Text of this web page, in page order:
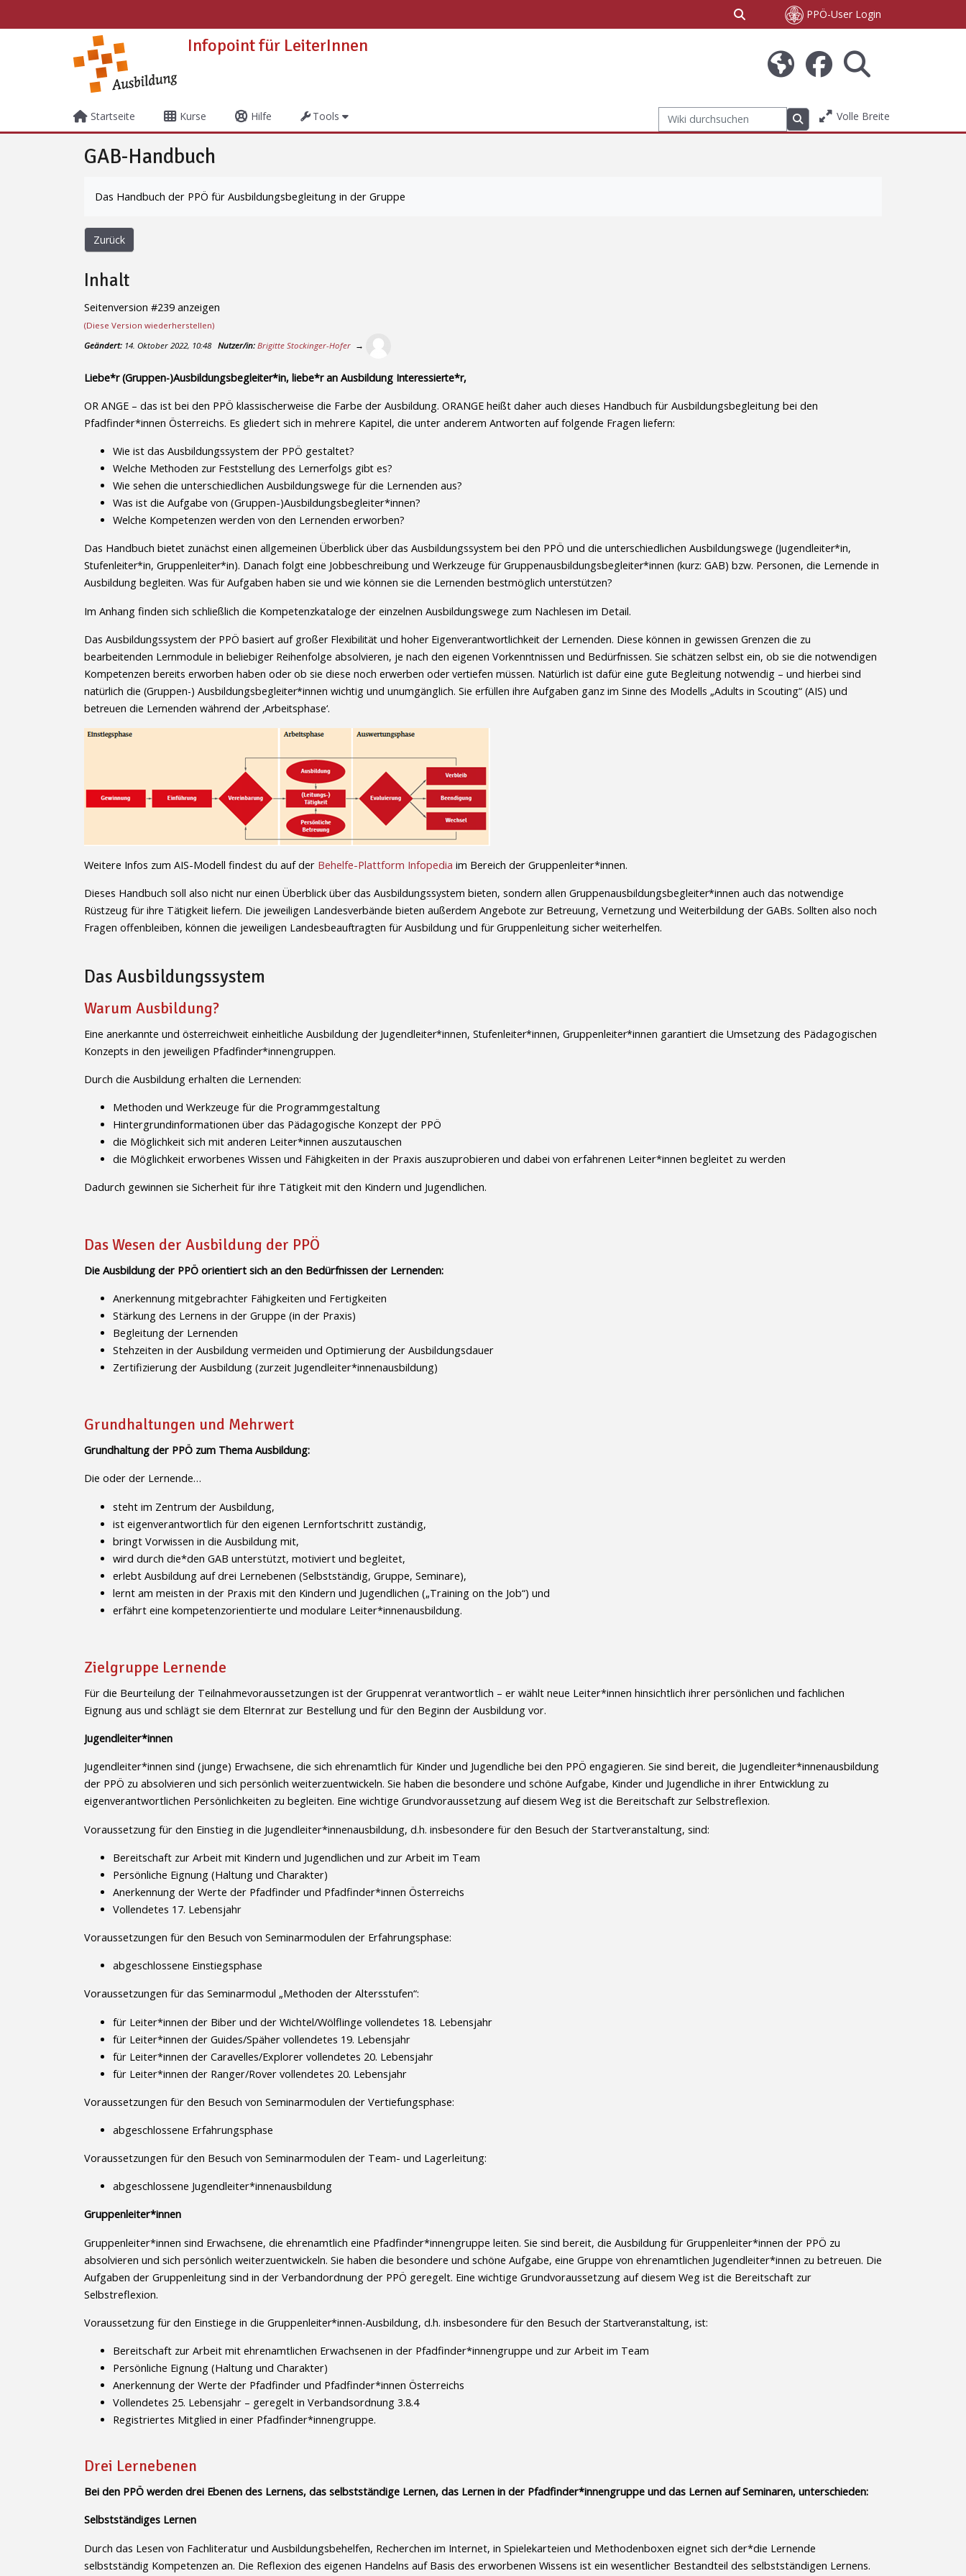
Sucheingabe umschalten
PPÖ-User Login
Infopoint für LeiterInnen
Startseite Kurse Hilfe Tools
Wiki durchsuchen
Wiki durchsuchen
Volle Breite
GAB-Handbuch
Das Handbuch der PPÖ für Ausbildungsbegleitung in der Gruppe
Zurück
Inhalt
Seitenversion #239 anzeigen
(Diese Version wiederherstellen)
Geändert: 14. Oktober 2022, 10:48 Nutzer/in: Brigitte Stockinger-Hofer →
Liebe*r (Gruppen-)Ausbildungsbegleiter*in, liebe*r an Ausbildung Interessierte*r,
OR ANGE – das ist bei den PPÖ klassischerweise die Farbe der Ausbildung. ORANGE heißt daher auch dieses Handbuch für Ausbildungsbegleitung bei den
Pfadfinder*innen Österreichs. Es gliedert sich in mehrere Kapitel, die unter anderem Antworten auf folgende Fragen liefern:
Wie ist das Ausbildungssystem der PPÖ gestaltet?
Welche Methoden zur Feststellung des Lernerfolgs gibt es?
Wie sehen die unterschiedlichen Ausbildungswege für die Lernenden aus?
Was ist die Aufgabe von (Gruppen-)Ausbildungsbegleiter*innen?
Welche Kompetenzen werden von den Lernenden erworben?
Das Handbuch bietet zunächst einen allgemeinen Überblick über das Ausbildungssystem bei den PPÖ und die unterschiedlichen Ausbildungswege (Jugendleiter*in,
Stufenleiter*in, Gruppenleiter*in). Danach folgt eine Jobbeschreibung und Werkzeuge für Gruppenausbildungsbegleiter*innen (kurz: GAB) bzw. Personen, die Lernende in
Ausbildung begleiten. Was für Aufgaben haben sie und wie können sie die Lernenden bestmöglich unterstützen?
Im Anhang finden sich schließlich die Kompetenzkataloge der einzelnen Ausbildungswege zum Nachlesen im Detail.
Das Ausbildungssystem der PPÖ basiert auf großer Flexibilität und hoher Eigenverantwortlichkeit der Lernenden. Diese können in gewissen Grenzen die zu
bearbeitenden Lernmodule in beliebiger Reihenfolge absolvieren, je nach den eigenen Vorkenntnissen und Bedürfnissen. Sie schätzen selbst ein, ob sie die notwendigen
Kompetenzen bereits erworben haben oder ob sie diese noch erwerben oder vertiefen müssen. Natürlich ist dafür eine gute Begleitung notwendig – und hierbei sind
natürlich die (Gruppen-) Ausbildungsbegleiter*innen wichtig und unumgänglich. Sie erfüllen ihre Aufgaben ganz im Sinne des Modells „Adults in Scouting“ (AIS) und
betreuen die Lernenden während der ‚Arbeitsphase‘.
Weitere Infos zum AIS-Modell findest du auf der Behelfe-Plattform Infopedia im Bereich der Gruppenleiter*innen.
Dieses Handbuch soll also nicht nur einen Überblick über das Ausbildungssystem bieten, sondern allen Gruppenausbildungsbegleiter*innen auch das notwendige
Rüstzeug für ihre Tätigkeit liefern. Die jeweiligen Landesverbände bieten außerdem Angebote zur Betreuung, Vernetzung und Weiterbildung der GABs. Sollten also noch
Fragen offenbleiben, können die jeweiligen Landesbeauftragten für Ausbildung und für Gruppenleitung sicher weiterhelfen.
Das Ausbildungssystem
Warum Ausbildung?
Eine anerkannte und österreichweit einheitliche Ausbildung der Jugendleiter*innen, Stufenleiter*innen, Gruppenleiter*innen garantiert die Umsetzung des Pädagogischen
Konzepts in den jeweiligen Pfadfinder*innengruppen.
Durch die Ausbildung erhalten die Lernenden:
Methoden und Werkzeuge für die Programmgestaltung
Hintergrundinformationen über das Pädagogische Konzept der PPÖ
die Möglichkeit sich mit anderen Leiter*innen auszutauschen
die Möglichkeit erworbenes Wissen und Fähigkeiten in der Praxis auszuprobieren und dabei von erfahrenen Leiter*innen begleitet zu werden
Dadurch gewinnen sie Sicherheit für ihre Tätigkeit mit den Kindern und Jugendlichen.
Das Wesen der Ausbildung der PPÖ
Die Ausbildung der PPÖ orientiert sich an den Bedürfnissen der Lernenden:
Anerkennung mitgebrachter Fähigkeiten und Fertigkeiten
Stärkung des Lernens in der Gruppe (in der Praxis)
Begleitung der Lernenden
Stehzeiten in der Ausbildung vermeiden und Optimierung der Ausbildungsdauer
Zertifizierung der Ausbildung (zurzeit Jugendleiter*innenausbildung)
Grundhaltungen und Mehrwert
Grundhaltung der PPÖ zum Thema Ausbildung:
Die oder der Lernende…
steht im Zentrum der Ausbildung,
ist eigenverantwortlich für den eigenen Lernfortschritt zuständig,
bringt Vorwissen in die Ausbildung mit,
wird durch die*den GAB unterstützt, motiviert und begleitet,
erlebt Ausbildung auf drei Lernebenen (Selbstständig, Gruppe, Seminare),
lernt am meisten in der Praxis mit den Kindern und Jugendlichen („Training on the Job“) und
erfährt eine kompetenzorientierte und modulare Leiter*innenausbildung.
Zielgruppe Lernende
Für die Beurteilung der Teilnahmevoraussetzungen ist der Gruppenrat verantwortlich – er wählt neue Leiter*innen hinsichtlich ihrer persönlichen und fachlichen
Eignung aus und schlägt sie dem Elternrat zur Bestellung und für den Beginn der Ausbildung vor.
Jugendleiter*innen
Jugendleiter*innen sind (junge) Erwachsene, die sich ehrenamtlich für Kinder und Jugendliche bei den PPÖ engagieren. Sie sind bereit, die Jugendleiter*innenausbildung
der PPÖ zu absolvieren und sich persönlich weiterzuentwickeln. Sie haben die besondere und schöne Aufgabe, Kinder und Jugendliche in ihrer Entwicklung zu
eigenverantwortlichen Persönlichkeiten zu begleiten. Eine wichtige Grundvoraussetzung auf diesem Weg ist die Bereitschaft zur Selbstreflexion.
Voraussetzung für den Einstieg in die Jugendleiter*innenausbildung, d.h. insbesondere für den Besuch der Startveranstaltung, sind:
Bereitschaft zur Arbeit mit Kindern und Jugendlichen und zur Arbeit im Team
Persönliche Eignung (Haltung und Charakter)
Anerkennung der Werte der Pfadfinder und Pfadfinder*innen Österreichs
Vollendetes 17. Lebensjahr
Voraussetzungen für den Besuch von Seminarmodulen der Erfahrungsphase:
abgeschlossene Einstiegsphase
Voraussetzungen für das Seminarmodul „Methoden der Altersstufen“:
für Leiter*innen der Biber und der Wichtel/Wölflinge vollendetes 18. Lebensjahr
für Leiter*innen der Guides/Späher vollendetes 19. Lebensjahr
für Leiter*innen der Caravelles/Explorer vollendetes 20. Lebensjahr
für Leiter*innen der Ranger/Rover vollendetes 20. Lebensjahr
Voraussetzungen für den Besuch von Seminarmodulen der Vertiefungsphase:
abgeschlossene Erfahrungsphase
Voraussetzungen für den Besuch von Seminarmodulen der Team- und Lagerleitung:
abgeschlossene Jugendleiter*innenausbildung
Gruppenleiter*innen
Gruppenleiter*innen sind Erwachsene, die ehrenamtlich eine Pfadfinder*innengruppe leiten. Sie sind bereit, die Ausbildung für Gruppenleiter*innen der PPÖ zu
absolvieren und sich persönlich weiterzuentwickeln. Sie haben die besondere und schöne Aufgabe, eine Gruppe von ehrenamtlichen Jugendleiter*innen zu betreuen. Die
Aufgaben der Gruppenleitung sind in der Verbandordnung der PPÖ geregelt. Eine wichtige Grundvoraussetzung auf diesem Weg ist die Bereitschaft zur
Selbstreflexion.
Voraussetzung für den Einstiege in die Gruppenleiter*innen-Ausbildung, d.h. insbesondere für den Besuch der Startveranstaltung, ist:
Bereitschaft zur Arbeit mit ehrenamtlichen Erwachsenen in der Pfadfinder*innengruppe und zur Arbeit im Team
Persönliche Eignung (Haltung und Charakter)
Anerkennung der Werte der Pfadfinder und Pfadfinder*innen Österreichs
Vollendetes 25. Lebensjahr – geregelt in Verbandsordnung 3.8.4
Registriertes Mitglied in einer Pfadfinder*innengruppe.
Drei Lernebenen
Bei den PPÖ werden drei Ebenen des Lernens, das selbstständige Lernen, das Lernen in der Pfadfinder*innengruppe und das Lernen auf Seminaren, unterschieden:
Selbstständiges Lernen
Durch das Lesen von Fachliteratur und Ausbildungsbehelfen, Recherchen im Internet, in Spielekarteien und Methodenboxen eignet sich der*die Lernende
selbstständig Kompetenzen an. Die Reflexion des eigenen Handelns auf Basis des erworbenen Wissens ist ein wesentlicher Bestandteil des selbstständigen Lernens.